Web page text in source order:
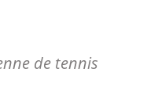
de tennis